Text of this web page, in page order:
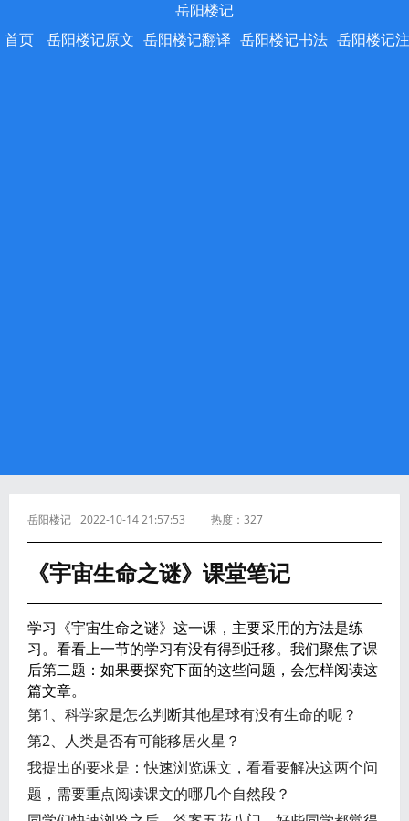
岳阳楼记
首页
岳阳楼记原文 岳阳楼记翻译 岳阳楼记书法 岳阳楼记
岳阳楼记 2022-10-14 21:57:53 热度： 327
《宇宙生命之谜》课堂笔记
学习《宇宙生命之谜》这一课，主要采用的方法是练
习。看看上一节的学习有没有得到迁移。我们聚焦了课
后第二题：如果要探究下面的这些问题，会怎样阅读这
篇文章。
第1、科学家是怎么判断其他星球有没有生命的呢？
第2、人类是否有可能移居火星？
我提出的要求是：快速浏览课文，看看要解决这两个问
题，需要重点阅读课文的哪几个自然段？